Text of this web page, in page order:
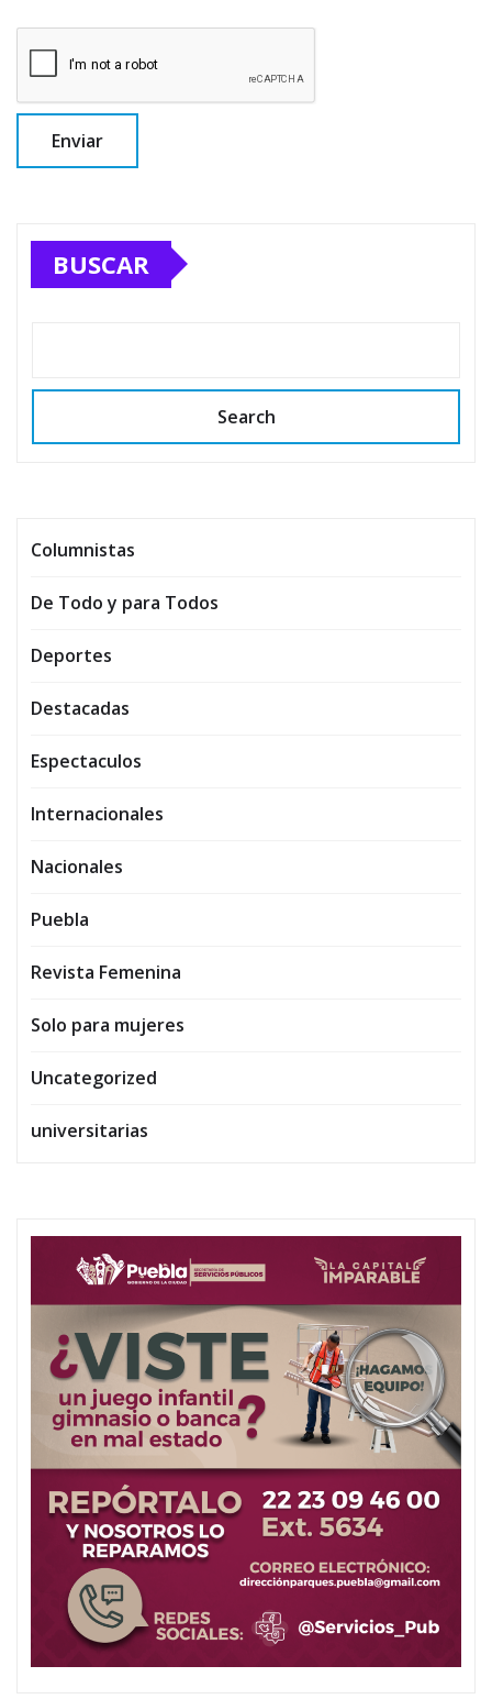
BUSCAR
Search
Columnistas
De Todo y para Todos
Deportes
Destacadas
Espectaculos
Internacionales
Nacionales
Puebla
Revista Femenina
Solo para mujeres
Uncategorized
universitarias